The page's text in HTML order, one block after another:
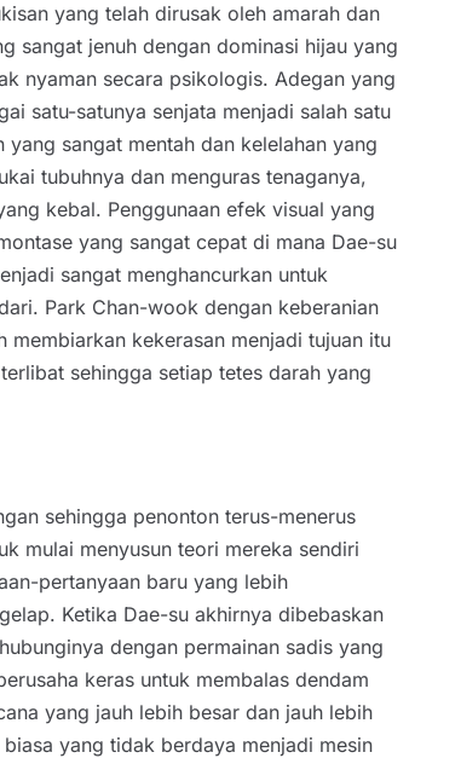
yang telah dirusak oleh amarah dan
sangat jenuh dengan dominasi hijau yang
nyaman secara psikologis. Adegan yang
satu-satunya senjata menjadi salah satu
sangat mentah dan kelelahan yang
tubuhnya dan menguras tenaganya,
kebal. Penggunaan efek visual yang
yang sangat cepat di mana Dae-su
sangat menghancurkan untuk
Park Chan-wook dengan keberanian
kekerasan menjadi tujuan itu
sehingga setiap tetes darah yang
sehingga penonton terus-menerus
mulai menyusun teori mereka sendiri
pertanyaan baru yang lebih
Ketika Dae-su akhirnya dibebaskan
dengan permainan sadis yang
keras untuk membalas dendam
yang jauh lebih besar dan jauh lebih
yang tidak berdaya menjadi mesin